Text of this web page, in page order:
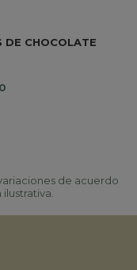
DE CHOCOLATE
de acuerdo